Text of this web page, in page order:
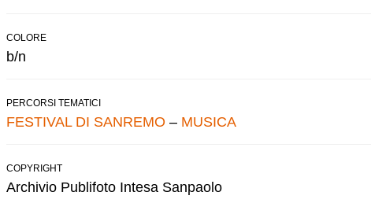
COLORE
b/n
PERCORSI TEMATICI
FESTIVAL DI SANREMO – MUSICA
COPYRIGHT
Archivio Publifoto Intesa Sanpaolo